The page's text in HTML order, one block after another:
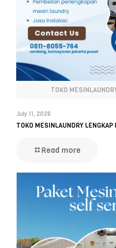
TOKO
July 11, 2026
TOKO MESINLAUNDRY LENGKAP
Read more